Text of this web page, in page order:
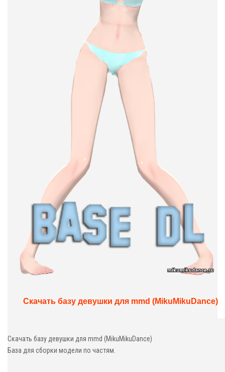
Скачать базу девушки для mmd (MikuMikuDance)
Скачать базу девушки для mmd (MikuMikuDance)
База для сборки модели по частям.